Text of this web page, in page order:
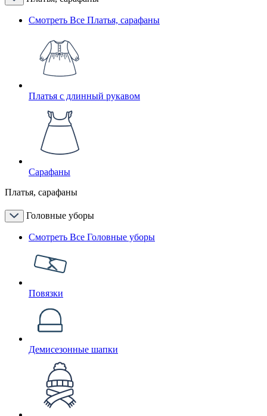
Смотреть Все Платья, сарафаны
Платья с длинный рукавом
Сарафаны
Платья, сарафаны
Головные уборы
Смотреть Все Головные уборы
Повязки
Демисезонные шапки